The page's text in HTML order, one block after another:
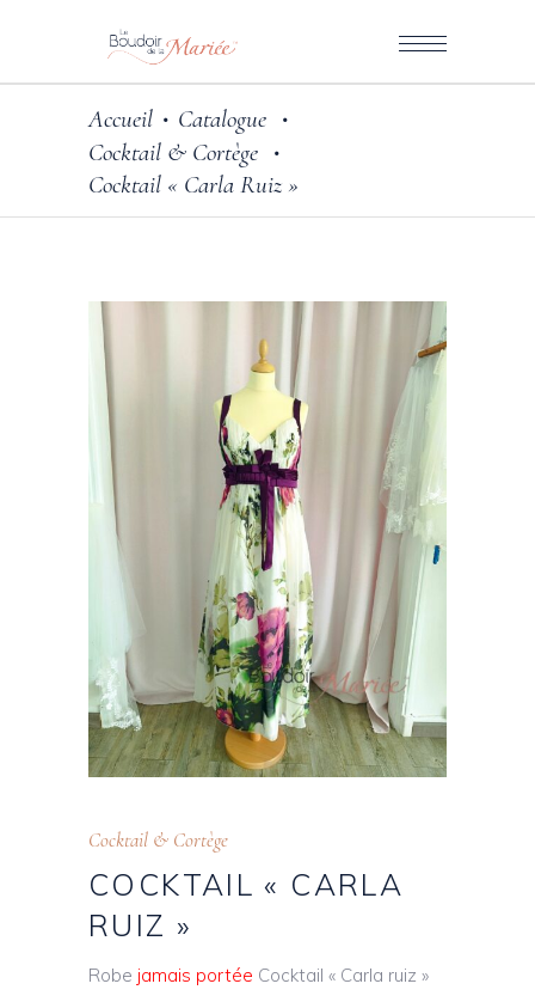
Accueil • Catalogue •
Cocktail & Cortège •
Cocktail « Carla Ruiz »
Cocktail & Cortège
COCKTAIL « CARLA
RUIZ »
Robe jamais portée Cocktail « Carla ruiz »